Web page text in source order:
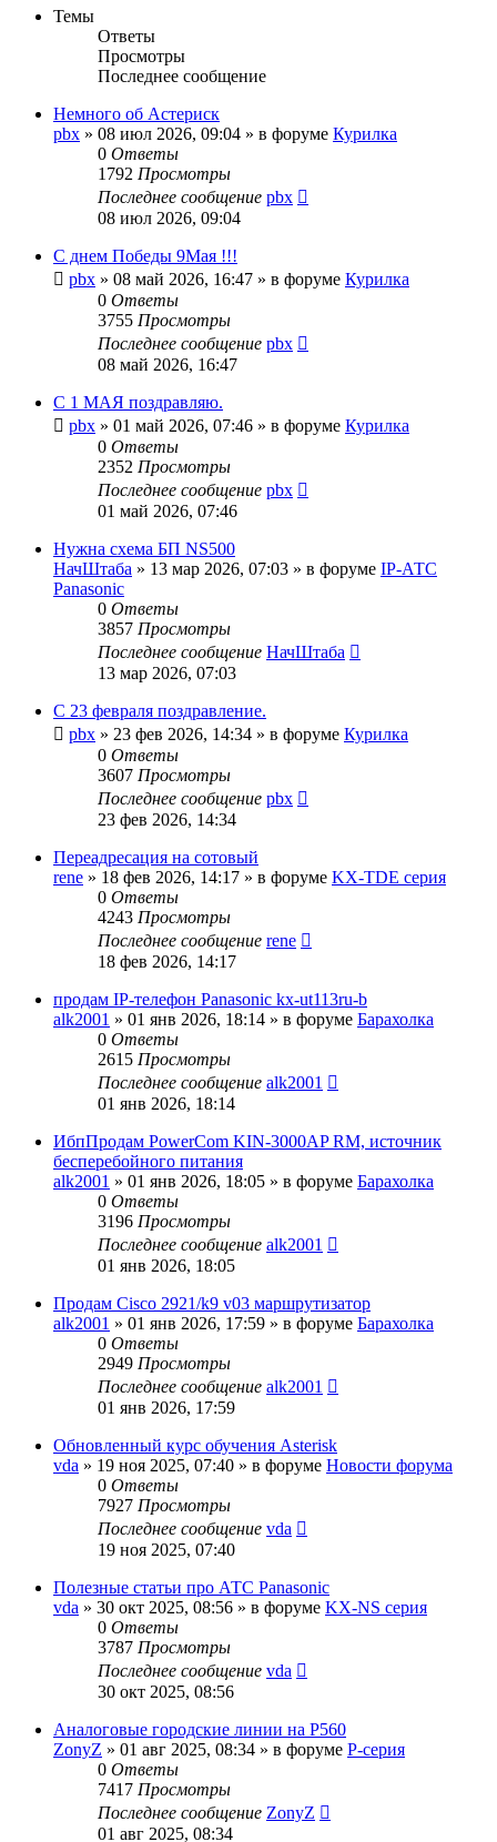
Темы
Ответы
Просмотры
Последнее сообщение
Немного об Астериск
pbx » 08 июл 2026, 09:04 » в форуме Курилка
0 Ответы
1792 Просмотры
Последнее сообщение pbx
08 июл 2026, 09:04
С днем Победы 9Мая !!!
pbx » 08 май 2026, 16:47 » в форуме Курилка
0 Ответы
3755 Просмотры
Последнее сообщение pbx
08 май 2026, 16:47
С 1 МАЯ поздравляю.
pbx » 01 май 2026, 07:46 » в форуме Курилка
0 Ответы
2352 Просмотры
Последнее сообщение pbx
01 май 2026, 07:46
Нужна схема БП NS500
НачШтаба » 13 мар 2026, 07:03 » в форуме IP-АТС
Panasonic
0 Ответы
3857 Просмотры
Последнее сообщение НачШтаба
13 мар 2026, 07:03
С 23 февраля поздравление.
pbx » 23 фев 2026, 14:34 » в форуме Курилка
0 Ответы
3607 Просмотры
Последнее сообщение pbx
23 фев 2026, 14:34
Переадресация на сотовый
rene » 18 фев 2026, 14:17 » в форуме KX-TDE серия
0 Ответы
4243 Просмотры
Последнее сообщение rene
18 фев 2026, 14:17
продам IP-телефон Panasonic kx-ut113ru-b
alk2001 » 01 янв 2026, 18:14 » в форуме Барахолка
0 Ответы
2615 Просмотры
Последнее сообщение alk2001
01 янв 2026, 18:14
ИбпПродам PowerCom KIN-3000AP RM, источник
бесперебойного питания
alk2001 » 01 янв 2026, 18:05 » в форуме Барахолка
0 Ответы
3196 Просмотры
Последнее сообщение alk2001
01 янв 2026, 18:05
Продам Cisco 2921/k9 v03 маршрутизатор
alk2001 » 01 янв 2026, 17:59 » в форуме Барахолка
0 Ответы
2949 Просмотры
Последнее сообщение alk2001
01 янв 2026, 17:59
Обновленный курс обучения Asterisk
vda » 19 ноя 2025, 07:40 » в форуме Новости форума
0 Ответы
7927 Просмотры
Последнее сообщение vda
19 ноя 2025, 07:40
Полезные статьи про АТС Panasonic
vda » 30 окт 2025, 08:56 » в форуме KX-NS серия
0 Ответы
3787 Просмотры
Последнее сообщение vda
30 окт 2025, 08:56
Аналоговые городские линии на P560
ZonyZ » 01 авг 2025, 08:34 » в форуме P-серия
0 Ответы
7417 Просмотры
Последнее сообщение ZonyZ
01 авг 2025, 08:34